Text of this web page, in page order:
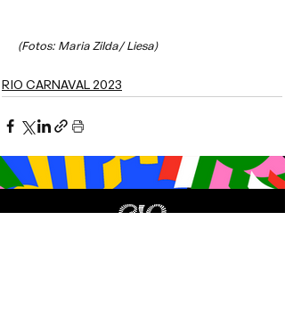
(Fotos: Maria Zilda/ Liesa)
RIO CARNAVAL 2023